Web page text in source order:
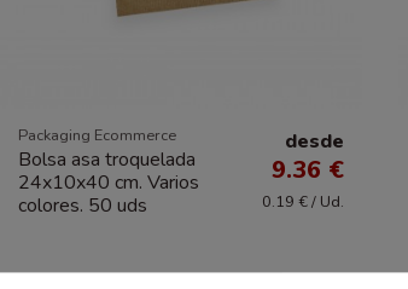
Packaging Ecommerce
Bolsa asa troquelada
24x10x40 cm. Varios
colores. 50 uds
desde
9.36 €
0.19 € / Ud.